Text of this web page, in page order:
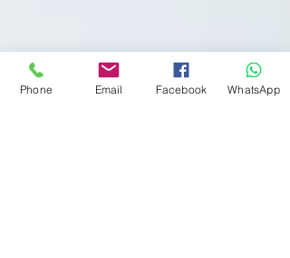
Phone Email Facebook WhatsApp